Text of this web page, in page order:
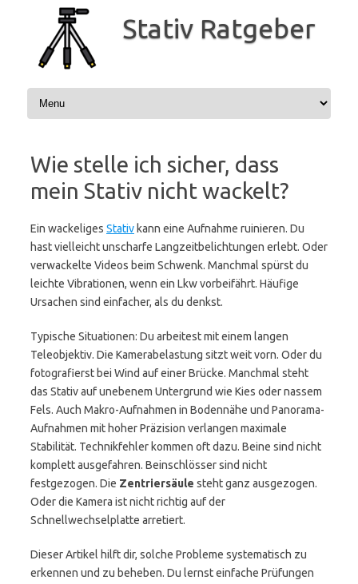
springen
Stativ Ratgeber
Wie stelle ich sicher, dass
mein Stativ nicht wackelt?
Ein wackeliges Stativ kann eine Aufnahme ruinieren. Du
hast vielleicht unscharfe Langzeitbelichtungen erlebt. Oder
verwackelte Videos beim Schwenk. Manchmal spürst du
leichte Vibrationen, wenn ein Lkw vorbeifährt. Häufige
Ursachen sind einfacher, als du denkst.
Typische Situationen: Du arbeitest mit einem langen
Teleobjektiv. Die Kamerabelastung sitzt weit vorn. Oder du
fotografierst bei Wind auf einer Brücke. Manchmal steht
das Stativ auf unebenem Untergrund wie Kies oder nassem
Fels. Auch Makro-Aufnahmen in Bodennähe und Panorama-
Aufnahmen mit hoher Präzision verlangen maximale
Stabilität. Technikfehler kommen oft dazu. Beine sind nicht
komplett ausgefahren. Beinschlösser sind nicht
festgezogen. Die Zentriersäule steht ganz ausgezogen.
Oder die Kamera ist nicht richtig auf der
Schnellwechselplatte arretiert.
Dieser Artikel hilft dir, solche Probleme systematisch zu
erkennen und zu beheben. Du lernst einfache Prüfungen